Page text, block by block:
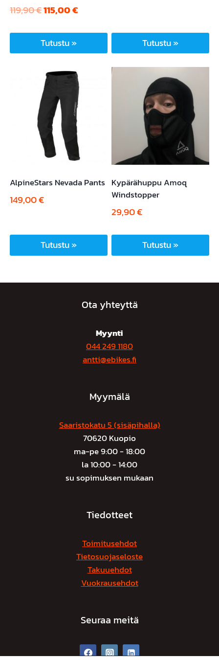
119,90€Alkuperäinen
oli:
119,90 €.
115,00€Nykyinen
115,00 €.
Tutustu » Tutustu »
tuotteella
muunnelma.
valinnat
tuotteen
sivulla.
AlpineStars Nevada Pants
149,00€
Tutustu »
Kypärähuppu Amoq
Windstopper
29,90€
Tutustu »
useampi
muunnelma.
Voit
tehdä
valinnat
tuotteen
Ota yhteyttä
Myynti
044 249 1180
antti@ebikes.fi
Myymälä
Saaristokatu 5 (sisäpihalla)
70620 Kuopio
ma-pe 9:00 - 18:00
la 10:00 - 14:00
su sopimuksen mukaan
Tiedotteet
Toimitusehdot
Tietosuojaseloste
Takuuehdot
Vuokrausehdot
Seuraa meitä